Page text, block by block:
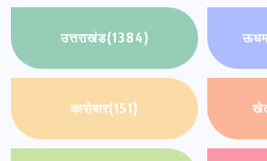
उत्तराखंड(1384)
कारोबार(151)